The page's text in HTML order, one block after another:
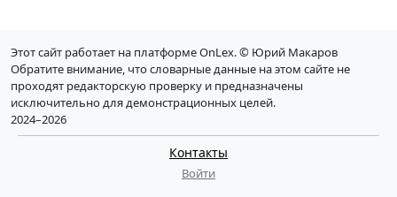
Этот сайт работает на платформе OnLex. © Юрий Макаров
Обратите внимание, что словарные данные на этом сайте не
проходят редакторскую проверку и предназначены
исключительно для демонстрационных целей.
2024–2026
Контакты
Войти